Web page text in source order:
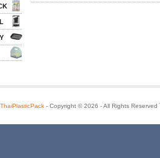
ThaiPlasticPack - Copyright © 2026 - All Rights